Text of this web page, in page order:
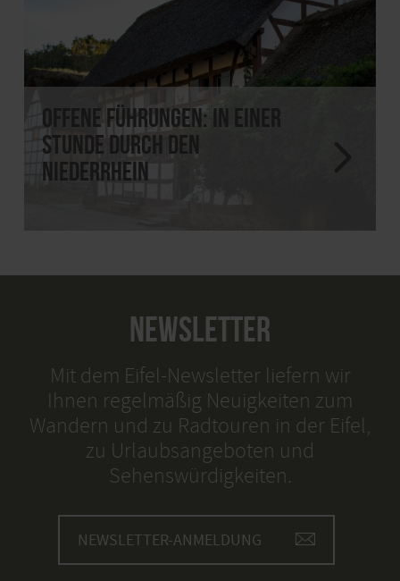
Offene Führungen: In einer
Stunde durch den
Niederrhein
NEWSLETTER
Mit dem Eifel-Newsletter liefern wir
Ihnen regelmäßig Neuigkeiten zum
Wandern und zu Radtouren in der Eifel,
zu Urlaubsangeboten und
Sehenswürdigkeiten.
NEWSLETTER-ANMELDUNG